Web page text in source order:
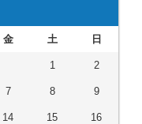
金 土 日
1 2
7 8 9
14 15 16